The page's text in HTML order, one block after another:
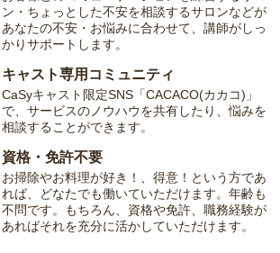
ン・ちょっとした不安を相談するサロンなどが
あなたの不安・お悩みに合わせて、講師がしっ
かりサポートします。
キャスト専用コミュニティ
CaSyキャスト限定SNS「CACACO(カカコ)」
で、サービスのノウハウを共有したり、悩みを
相談することができます。
資格・免許不要
お掃除やお料理が好き！、得意！という方であ
れば、どなたでも働いていただけます。年齢も
不問です。もちろん、資格や免許、職務経験が
あればそれを充分に活かしていただけます。